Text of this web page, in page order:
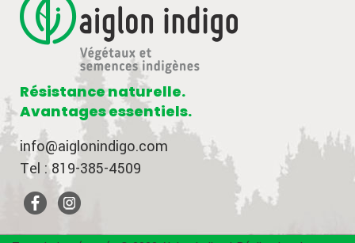
Résistance naturelle.
Avantages essentiels.
info@aiglonindigo.com
Tel : 819-385-4509